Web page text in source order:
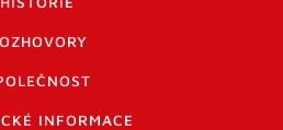
INFORMACE